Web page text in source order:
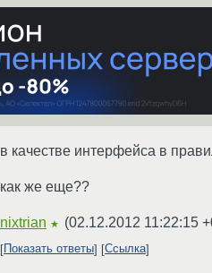
в качестве интерфейса в
как же еще??
nixtrian ★ (02.12.2012 11:22:15
Показать ответы Ссылка